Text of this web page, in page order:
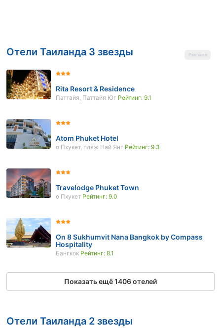
Отели Таиланда 3 звезды
Rita Resort & Residence
Паттайя, Паттайя Юг Рейтинг: 9.1
Atom Phuket Hotel
о Пхукет, пляж Най Янг Рейтинг: 9.3
Travelodge Phuket Town
о Пхукет Рейтинг: 9.0
On 8 Sukhumvit Nana Bangkok by Compass
Hospitality
Бангкок Рейтинг: 8.1
Показать ещё 1406 отелей
Отели Таиланда 2 звезды